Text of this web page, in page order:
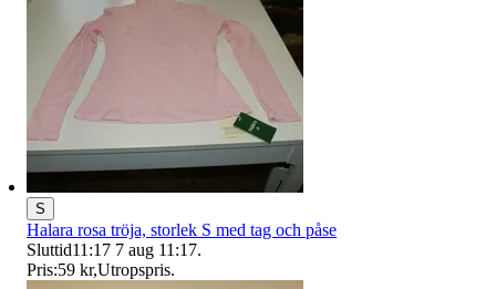
S
Halara rosa tröja, storlek S med tag och påse
Sluttid11:17 7 aug 11:17.
Pris:59 kr,Utropspris.